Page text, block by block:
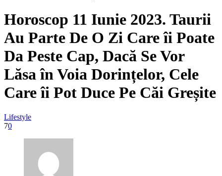
Horoscop 11 Iunie 2023. Taurii
Au Parte De O Zi Care îi Poate
Da Peste Cap, Dacă Se Vor
Lăsa în Voia Dorințelor, Cele
Care îi Pot Duce Pe Căi Greșite
Lifestyle
70